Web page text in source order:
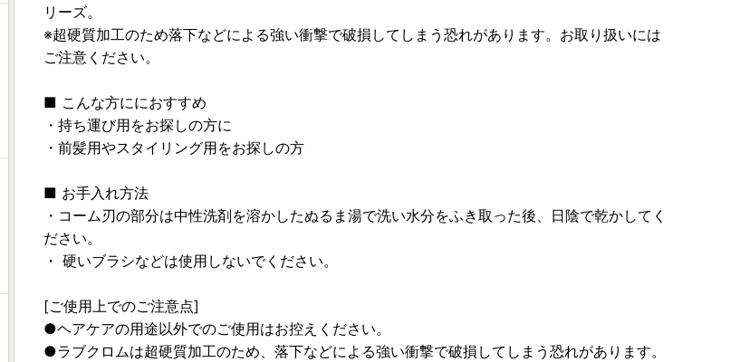
リーズ。
※超硬質加工のため落下などによる強い衝撃で破損してしまう恐れがあります。お取り扱いには
ご注意ください。
■ こんな方ににおすすめ
・持ち運び用をお探しの方に
・前髪用やスタイリング用をお探しの方
■ お手入れ方法
・コーム刃の部分は中性洗剤を溶かしたぬるま湯で洗い水分をふき取った後、日陰で乾かしてく
ださい。
・ 硬いブラシなどは使用しないでください。
[ご使用上でのご注意点]
●ヘアケアの用途以外でのご使用はお控えください。
●ラブクロムは超硬質加工のため、落下などによる強い衝撃で破損してしまう恐れがあります。